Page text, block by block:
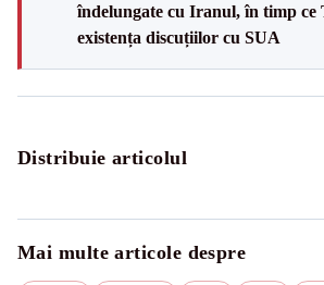
îndelungate cu Iranul, în timp ce
existența discuțiilor cu SUA
Distribuie articolul
Mai multe articole despre